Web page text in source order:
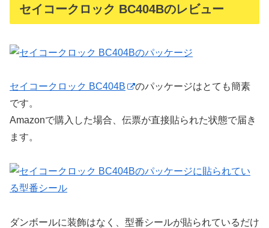
セイコークロック BC404Bのレビュー
セイコークロック BC404B
のパッケージはとても簡素
です。
Amazonで購入した場合、伝票が直接貼られた状態で届き
ます。
ダンボールに装飾はなく、型番シールが貼られているだけ